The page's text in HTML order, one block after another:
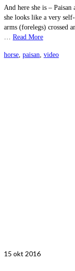
And here she is –
she looks like a very
arms (forelegs) crossed
… Read More
horse, paisan, video
15 okt 2016